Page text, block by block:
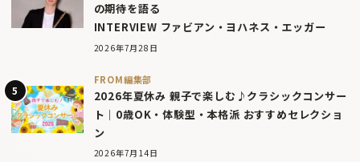
の期待を語る
INTERVIEW ファビアン・ヨハネス・エッガー
2026年7月28日
FROM編集部
2026年夏休み 親子で楽しむ♪クラシックコンサー
ト｜0歳OK・体験型・本格派 おすすめセレクショ
ン
2026年7月14日